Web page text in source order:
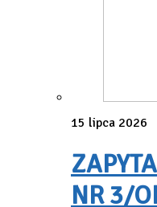
15 lipca 2026
NR 3/